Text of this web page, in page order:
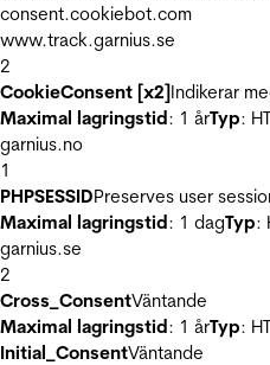
consent.cookiebot.com
www.track.garnius.se
2
CookieConsent [x2]Indikerar
Maximal lagringstid: 1 årTyp:
garnius.no
1
PHPSESSIDPreserves user
Maximal lagringstid: 1 dagTyp:
garnius.se
2
Cross_ConsentVäntande
Maximal lagringstid: 1 årTyp:
Initial_ConsentVäntande